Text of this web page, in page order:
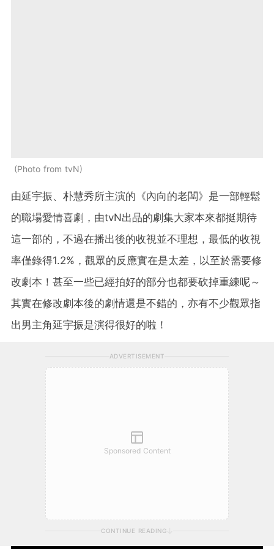
Photo from tvN
由延宇振、朴慧秀所主演的《內向的老闆》是一部輕鬆
的職場愛情喜劇，由tvN出品的劇集大家本來都挺期待
這一部的，不過在播出後的收視並不理想，最低的收視
率僅錄得1.2%，觀眾的反應實在是太差，以至於需要修
改劇本！甚至一些已經拍好的部分也都要砍掉重練呢～
其實在修改劇本後的劇情還是不錯的，亦有不少觀眾指
出男主角延宇振是演得很好的啦！
ADVERTISEMENT
Sponsored Content
CONTINUE READING